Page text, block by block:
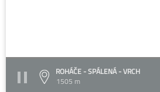
ROHÁČE - SPÁLENÁ - VRCH
1505 m